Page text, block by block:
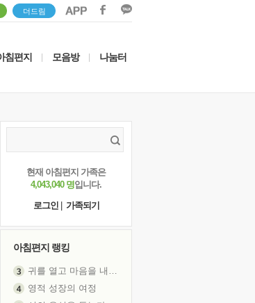
더드림
침편지 모음방 나눔터
현재 아침편지 가족은
4,043,040 명입니다.
로그인
가족되기
아침편지 랭킹
영적 성장의 여정
신의 음성을 듣는다